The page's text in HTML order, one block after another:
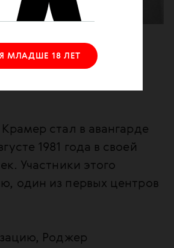
МЛАДШЕ 18 ЛЕТ
(округ Колумбия).
стал в авангарде
1981 года в своей
Участники этого
один из первых центров
Роджер